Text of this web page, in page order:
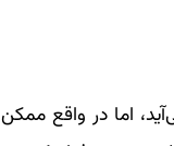
اما در واقع ممکن